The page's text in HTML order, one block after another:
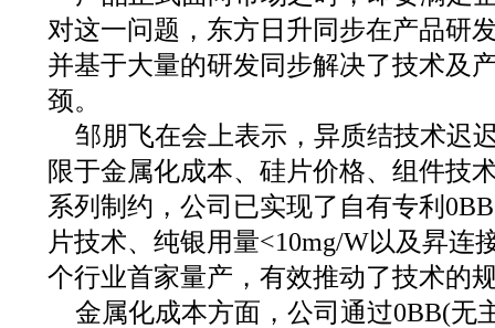
对这一问题，东方日升同步在产品研
并基于大量的研发同步解决了技术及
颈。
邹朋飞在会上表示，异质结技术迟
限于金属化成本、硅片价格、组件技
系列制约，公司已实现了自有专利
片技术、纯银用量<10mg/W以及昇连
个行业首家量产，有效推动了技术的
金属化成本方面，公司通过0BB(无